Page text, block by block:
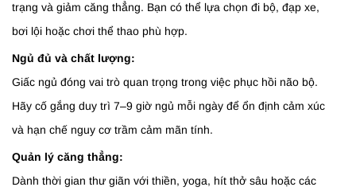
trạng và giảm căng thẳng. Bạn có thể lựa chọn đi bộ, đạp xe,
bơi lội hoặc chơi thể thao phù hợp.
Ngủ đủ và chất lượng:
Giấc ngủ đóng vai trò quan trọng trong việc phục hồi não bộ.
Hãy cố gắng duy trì 7–9 giờ ngủ mỗi ngày để ổn định cảm xúc
và hạn chế nguy cơ trầm cảm mãn tính.
Quản lý căng thẳng:
Dành thời gian thư giãn với thiền, yoga, hít thở sâu hoặc các